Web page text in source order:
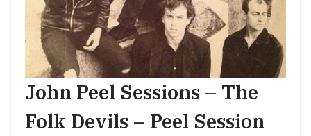
John Peel Sessions – The
Folk Devils – Peel Session